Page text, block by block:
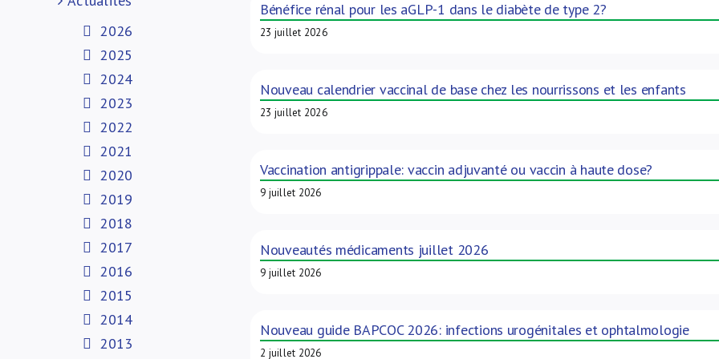
Bénéfice rénal pour les aGLP-1 dans le diabète de type 2?
23 juillet 2026
Nouveau calendrier vaccinal de base chez les nourrissons et les enfants
23 juillet 2026
Vaccination antigrippale: vaccin adjuvanté ou vaccin à haute dose?
9 juillet 2026
Nouveautés médicaments juillet 2026
9 juillet 2026
Nouveau guide BAPCOC 2026: infections urogénitales et ophtalmologie
2 juillet 2026
2026
2025
2024
2023
2022
2021
2020
2019
2018
2017
2016
2015
2014
2013